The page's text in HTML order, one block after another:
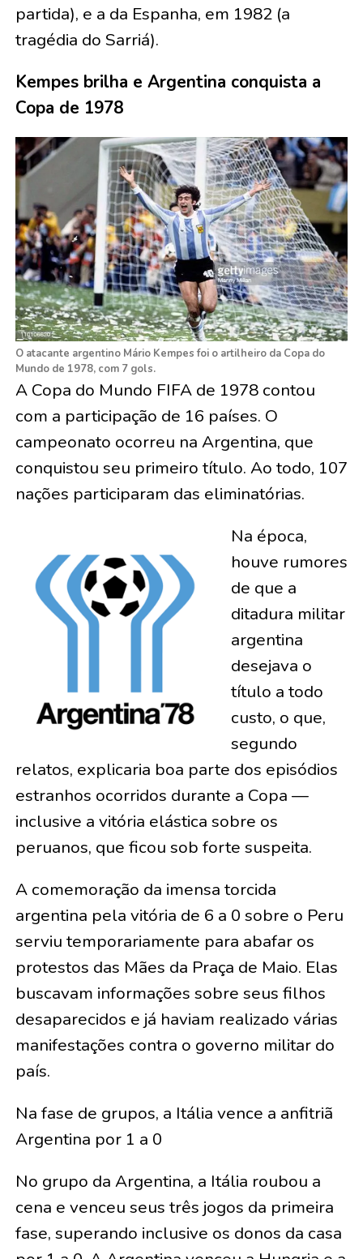
partida), e a da Espanha, em 1982 (a
tragédia do Sarriá).
Kempes brilha e Argentina conquista a
Copa de 1978
O atacante argentino Mário Kempes foi o artilheiro da Copa do
Mundo de 1978, com 7 gols.
A Copa do Mundo FIFA de 1978 contou
com a participação de 16 países. O
campeonato ocorreu na Argentina, que
conquistou seu primeiro título. Ao todo, 107
nações participaram das eliminatórias.
Na época,
houve rumores
de que a
ditadura militar
argentina
desejava o
título a todo
custo, o que,
segundo
relatos, explicaria boa parte dos episódios
estranhos ocorridos durante a Copa —
inclusive a vitória elástica sobre os
peruanos, que ficou sob forte suspeita.
A comemoração da imensa torcida
argentina pela vitória de 6 a 0 sobre o Peru
serviu temporariamente para abafar os
protestos das Mães da Praça de Maio. Elas
buscavam informações sobre seus filhos
desaparecidos e já haviam realizado várias
manifestações contra o governo militar do
país.
Na fase de grupos, a Itália vence a anfitriã
Argentina por 1 a 0
No grupo da Argentina, a Itália roubou a
cena e venceu seus três jogos da primeira
fase, superando inclusive os donos da casa